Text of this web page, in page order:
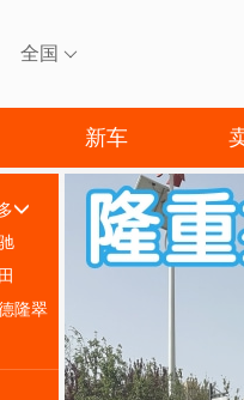
全国 
新车
隆翠